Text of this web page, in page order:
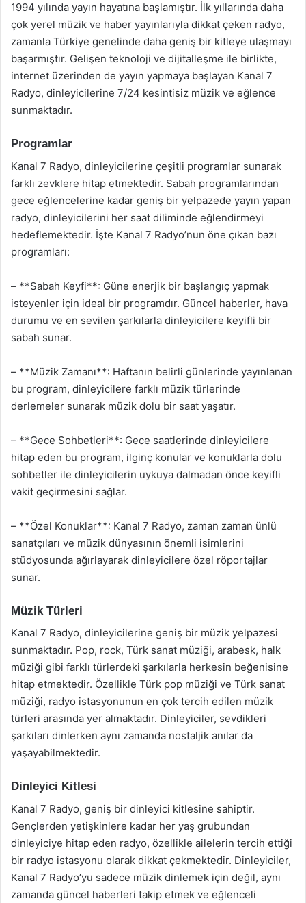
1994 yılında yayın hayatına başlamıştır. İlk yıllarında daha
çok yerel müzik ve haber yayınlarıyla dikkat çeken radyo,
zamanla Türkiye genelinde daha geniş bir kitleye ulaşmayı
başarmıştır. Gelişen teknoloji ve dijitalleşme ile birlikte,
internet üzerinden de yayın yapmaya başlayan Kanal 7
Radyo, dinleyicilerine 7/24 kesintisiz müzik ve eğlence
sunmaktadır.
Programlar
Kanal 7 Radyo, dinleyicilerine çeşitli programlar sunarak
farklı zevklere hitap etmektedir. Sabah programlarından
gece eğlencelerine kadar geniş bir yelpazede yayın yapan
radyo, dinleyicilerini her saat diliminde eğlendirmeyi
hedeflemektedir. İşte Kanal 7 Radyo’nun öne çıkan bazı
programları:
– **Sabah Keyfi**: Güne enerjik bir başlangıç yapmak
isteyenler için ideal bir programdır. Güncel haberler, hava
durumu ve en sevilen şarkılarla dinleyicilere keyifli bir
sabah sunar.
– **Müzik Zamanı**: Haftanın belirli günlerinde yayınlanan
bu program, dinleyicilere farklı müzik türlerinde
derlemeler sunarak müzik dolu bir saat yaşatır.
– **Gece Sohbetleri**: Gece saatlerinde dinleyicilere
hitap eden bu program, ilginç konular ve konuklarla dolu
sohbetler ile dinleyicilerin uykuya dalmadan önce keyifli
vakit geçirmesini sağlar.
– **Özel Konuklar**: Kanal 7 Radyo, zaman zaman ünlü
sanatçıları ve müzik dünyasının önemli isimlerini
stüdyosunda ağırlayarak dinleyicilere özel röportajlar
sunar.
Müzik Türleri
Kanal 7 Radyo, dinleyicilerine geniş bir müzik yelpazesi
sunmaktadır. Pop, rock, Türk sanat müziği, arabesk, halk
müziği gibi farklı türlerdeki şarkılarla herkesin beğenisine
hitap etmektedir. Özellikle Türk pop müziği ve Türk sanat
müziği, radyo istasyonunun en çok tercih edilen müzik
türleri arasında yer almaktadır. Dinleyiciler, sevdikleri
şarkıları dinlerken aynı zamanda nostaljik anılar da
yaşayabilmektedir.
Dinleyici Kitlesi
Kanal 7 Radyo, geniş bir dinleyici kitlesine sahiptir.
Gençlerden yetişkinlere kadar her yaş grubundan
dinleyiciye hitap eden radyo, özellikle ailelerin tercih ettiği
bir radyo istasyonu olarak dikkat çekmektedir. Dinleyiciler,
Kanal 7 Radyo’yu sadece müzik dinlemek için değil, aynı
zamanda güncel haberleri takip etmek ve eğlenceli